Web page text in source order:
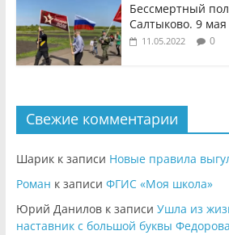
Бессмертный
Салтыково. 9 мая
11.05.2022 0
Свежие комментарии
Шарикк записи Новые правила
Роман к записи ФГИС «Моя школа»
Юрий Даниловк записи Ушла из
наставник с большой буквы